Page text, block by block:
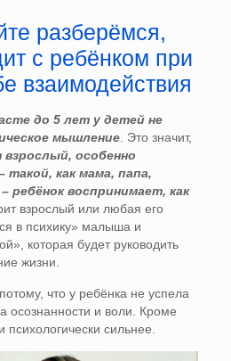
разберёмся,
с ребёнком при
взаимодействия
до 5 лет у детей не
мышление. Это значит,
особенно
такой, как мама, папа,
ребёнок воспринимает, как
взрослый или любая его
в психику» малыша и
которая будет руководить
жизни.
что у ребёнка не успела
осознанности и воли. Кроме
сильнее.